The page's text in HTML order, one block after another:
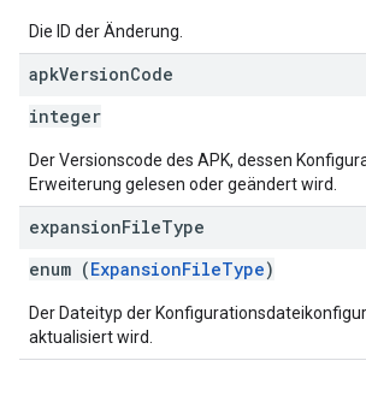
Die ID der Änderung.
apkVersionCode
integer
Der Versionscode des APK, dessen
Erweiterung gelesen oder geändert wird.
expansionFileType
enum (ExpansionFileType)
Der Dateityp der
aktualisiert wird.